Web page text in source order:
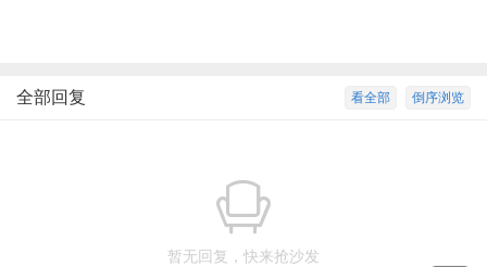
倒序浏览
看全部
全部回复
暂无回复，快来抢沙发